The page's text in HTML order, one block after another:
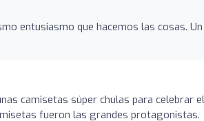
entusiasmo que hacemos las cosas. Un
camisetas súper chulas para celebrar
fueron las grandes protagonistas.